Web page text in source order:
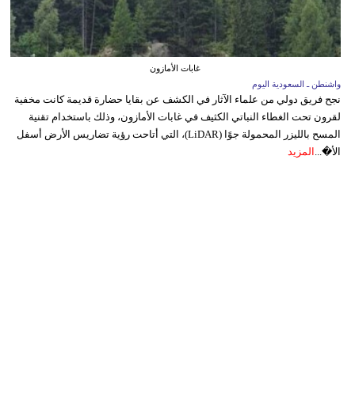
غابات الأمازون
واشنطن ـ السعودية اليوم
نجح فريق دولي من علماء الآثار في الكشف عن بقايا حضارة قديمة كانت مخفية
لقرون تحت الغطاء النباتي الكثيف في غابات الأمازون، وذلك باستخدام تقنية
المسح بالليزر المحمولة جوًا (LiDAR)، التي أتاحت رؤية تضاريس الأرض أسفل
الأ�... المزيد